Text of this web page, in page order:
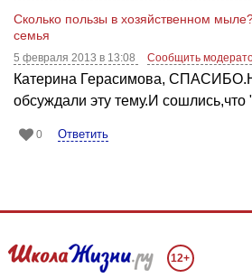
Сколько пользы в хозяйственном
семья
5 февраля 2013 в 13:08 Сообщить
Катерина Герасимова,
обсуждали эту тему.И сошлись,что
0 Ответить
12+